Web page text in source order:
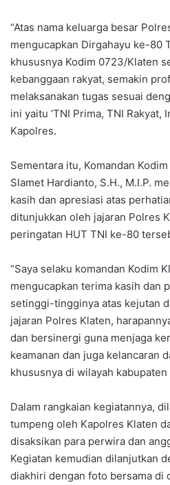
“Atas nama keluarga besar
mengucapkan Dirgahayu ke-80
khususnya Kodim 0723/Klaten
kebanggaan rakyat, semakin
melaksanakan tugas sesuai
ini yaitu ‘TNI Prima, TNI Rakyat,
Kapolres.
Sementara itu, Komandan
Slamet Hardianto, S.H., M.I.P.
kasih dan apresiasi atas
ditunjukkan oleh jajaran Polres
peringatan HUT TNI ke-80
“Saya selaku komandan Kodim
mengucapkan terima kasih dan
setinggi-tingginya atas kejutan
jajaran Polres Klaten,
dan bersinergi guna menjaga
keamanan dan juga kelancaran
khususnya di wilayah kabupaten
Dalam rangkaian kegiatannya,
tumpeng oleh Kapolres Klaten
disaksikan para perwira dan
Kegiatan kemudian dilanjutkan
diakhiri dengan foto bersama di